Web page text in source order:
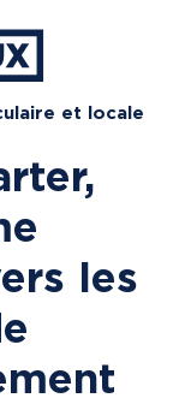
et locale
les